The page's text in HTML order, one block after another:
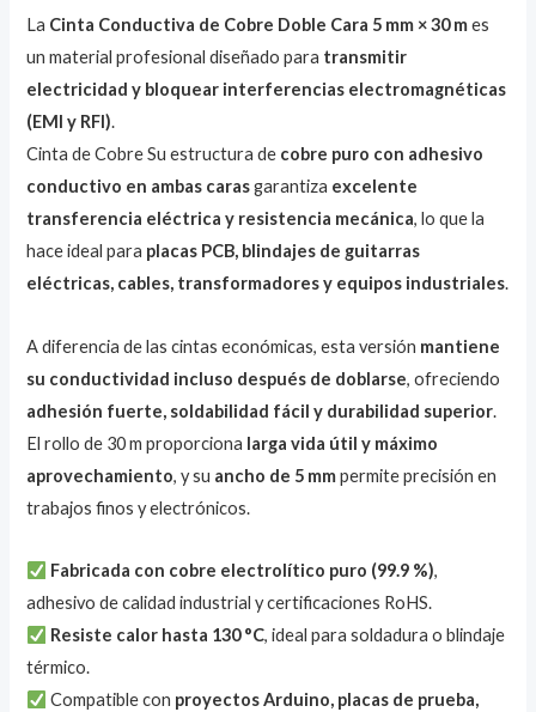
de un
La Cinta Conductiva de Cobre Doble Cara 5 mm × 30 mes
un material profesional diseñado para transmitir
electricidad y bloquear interferencias electromagnéticas
(EMI y RFI).
Cinta de Cobre Su estructura de cobre puro con adhesivo
conductivo en ambas carasgarantiza excelente
transferencia eléctrica y resistencia mecánica, lo que la
hace ideal para placas PCB, blindajes de guitarras
eléctricas, cables, transformadores y equipos industriales.
A diferencia de las cintas económicas, esta versión mantiene
su conductividad incluso después de doblarse, ofreciendo
adhesión fuerte, soldabilidad fácil y durabilidad superior.
El rollo de 30 m proporciona larga vida útil y máximo
aprovechamiento, y su ancho de 5 mmpermite precisión en
trabajos finos y electrónicos.
Fabricada con cobre electrolítico puro (99.9 %),
adhesivo de calidad industrial y certificaciones RoHS.
Resiste calor hasta 130 °C, ideal para soldadura o blindaje
térmico.
Compatible con proyectos Arduino, placas de prueba,